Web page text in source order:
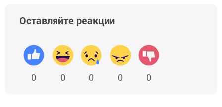
Оставляйте реакции
0 0 0 0 0